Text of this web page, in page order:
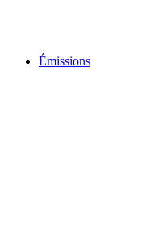
Émissions